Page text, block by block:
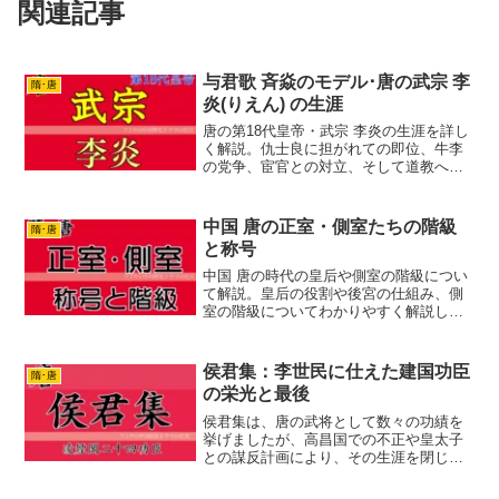
関連記事
隋･唐
与君歌 斉焱のモデル･唐の武宗 李
炎(りえん) の生涯
唐の第18代皇帝・武宗 李炎の生涯を詳し
く解説。仇士良に担がれての即位、牛李
の党争、宦官との対立、そして道教への
隋･唐
中国 唐の正室・側室たちの階級
と称号
中国 唐の時代の皇后や側室の階級につい
て解説。皇后の役割や後宮の仕組み、側
室の階級についてわかりやすく解説しま
隋･唐
侯君集：李世民に仕えた建国功臣
の栄光と最後
侯君集は、唐の武将として数々の功績を
挙げましたが、高昌国での不正や皇太子
との謀反計画により、その生涯を閉じま